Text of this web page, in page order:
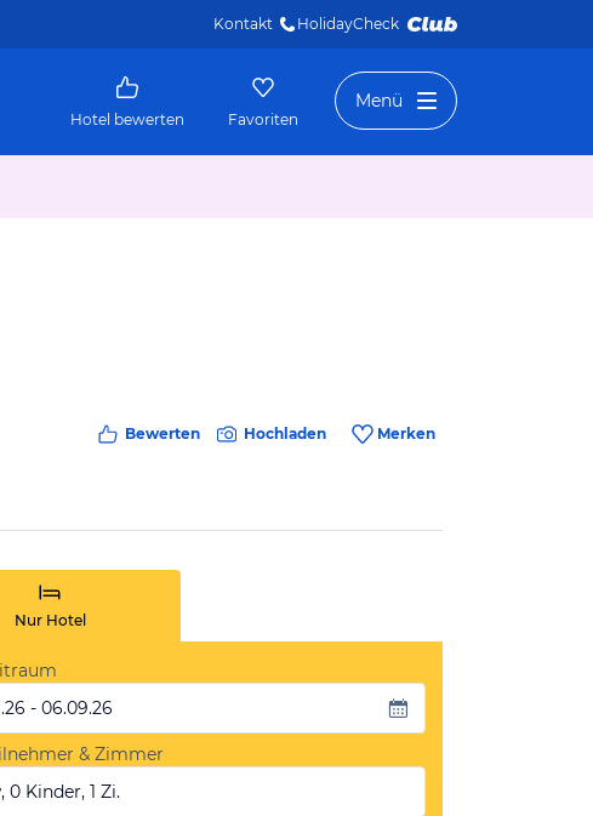
Kontakt HolidayCheck
Hotel bewerten Favoriten
Menü
Bewerten Hochladen Merken
Nur Hotel
- 06.09.26
& Zimmer
0 Kinder, 1 Zi.